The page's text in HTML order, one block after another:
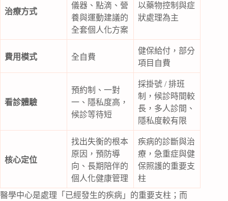
治療方式
儀器、點滴、營
養與運動建議的
全套個人化方案
以藥物控制與症
狀處理為主
費用模式 全自費
健保給付，部分
項目自費
看診體驗
預約制、一對
一、隱私度高，
候診等待短
採掛號 / 排班
制，候診時間較
長，多人診間、
隱私度較有限
核心定位
找出失衡的根本
原因，預防導
向、長期陪伴的
個人化健康管理
疾病的診斷與治
療，急重症與健
保照護的重要支
柱
醫學中心是處理「已經發生的疾病」的重要支柱；而